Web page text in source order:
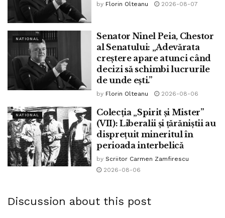
by Florin Olteanu 2026-08-07
NATIONAL
Senator Ninel Peia, Chestor
al Senatului: „Adevărata
creștere apare atunci când
decizi să schimbi lucrurile
de unde ești.”
by Florin Olteanu 2026-08-06
NATIONAL
Colecția „Spirit și Mister”
(VII): Liberalii și țărăniștii au
disprețuit mineritul în
perioada interbelică
by Scriitor Carmen Zamfirescu
2026-08-06
Discussion about this post